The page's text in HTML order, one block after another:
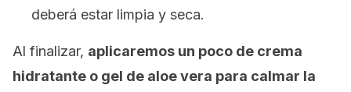
deberá estar limpia y seca.
Al finalizar, aplicaremos un poco de crema
hidratante o gel de aloe vera para calmar la